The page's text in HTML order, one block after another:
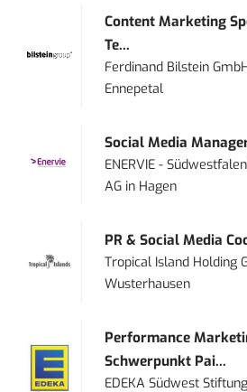
Content Marketing
Te...
Ferdinand Bilstein
Ennepetal
Social Media
ENERVIE -
AG in Hagen
PR & Social Media
Tropical Island Holding
Wusterhausen
Performance
Schwerpunkt Pai...
EDEKA Südwest